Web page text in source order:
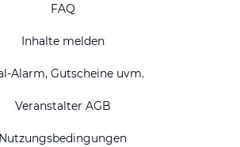
FAQ
Inhalte melden
Alarm, Gutscheine uvm.
Veranstalter AGB
Nutzungsbedingungen